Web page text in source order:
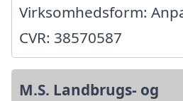
Virksomhedsform:
CVR: 38570587
M.S. Landbrugs- og